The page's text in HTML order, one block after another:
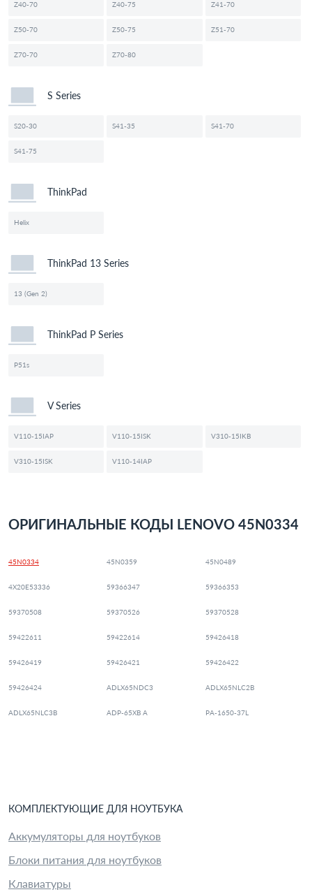
Z40-70 Z40-75 Z41-70
Z50-70 Z50-75 Z51-70
Z70-70 Z70-80
S Series
S20-30 S41-35 S41-70
S41-75
ThinkPad
Helix
ThinkPad 13 Series
13 (Gen 2)
ThinkPad P Series
P51s
V Series
V110-15IAP V110-15ISK V310-15IKB
V310-15ISK V110-14IAP
ОРИГИНАЛЬНЫЕ КОДЫ LENOVO 45N0334
45N0334 45N0359 45N0489
4X20E53336 59366347 59366353
59370508 59370526 59370528
59422611 59422614 59426418
59426419 59426421 59426422
59426424 ADLX65NDC3 ADLX65NLC2B
ADLX65NLC3B ADP-65XB A PA-1650-37L
КОМПЛЕКТУЮЩИЕ ДЛЯ НОУТБУКА
Аккумуляторы для ноутбуков
Блоки питания для ноутбуков
Клавиатуры